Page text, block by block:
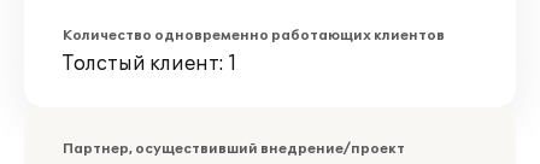
Количество одновременно работающих клиентов
Толстый клиент: 1
Партнер, осуществивший внедрение/проект